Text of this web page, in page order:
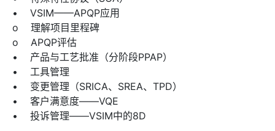
• VSIM——APQP应用
o 理解项目里程碑
o APQP评估
• 产品与工艺批准（分阶段PPAP）
• 工具管理
• 变更管理（SRICA、SREA、TPD）
• 客户满意度——VQE
• 投诉管理——VSIM中的8D